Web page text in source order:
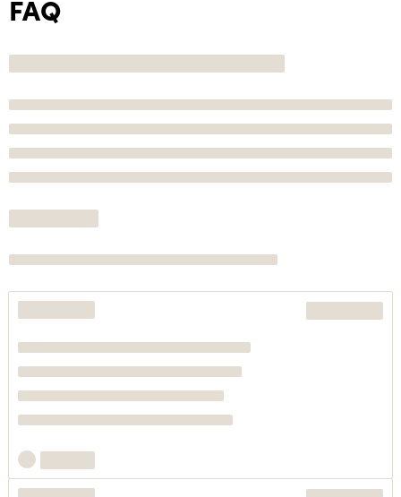
FAQ